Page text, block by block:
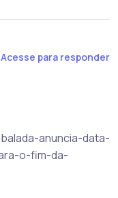
Acesse para responder
anuncia-data-
o-fim-da-